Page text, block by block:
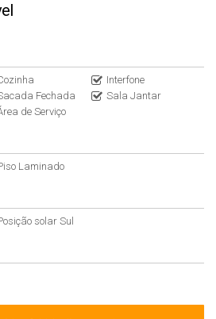
Interfone
Fechada
Sala Jantar
de Serviço
Laminado
solar Sul